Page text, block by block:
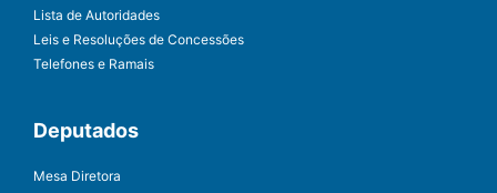
Lista de Autoridades
Leis e Resoluções de Concessões
Telefones e Ramais
Deputados
Mesa Diretora